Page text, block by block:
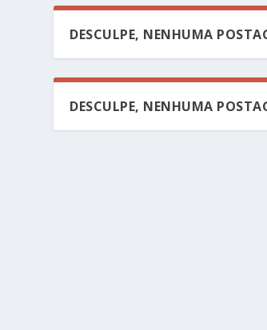
DESCULPE, NENHUMA
DESCULPE, NENHUMA